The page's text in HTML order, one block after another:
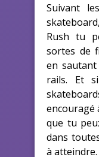
Suivant
Rush tu
sortes de
en
rails. Et
encouragé
que tu
dans
à